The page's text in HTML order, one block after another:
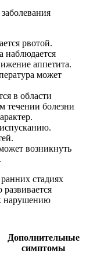
рвотой.
наблюдается
аппетита.
может
в области
течении болезни
возникнуть
стадиях
нарушению
Дополнительные
симптомы